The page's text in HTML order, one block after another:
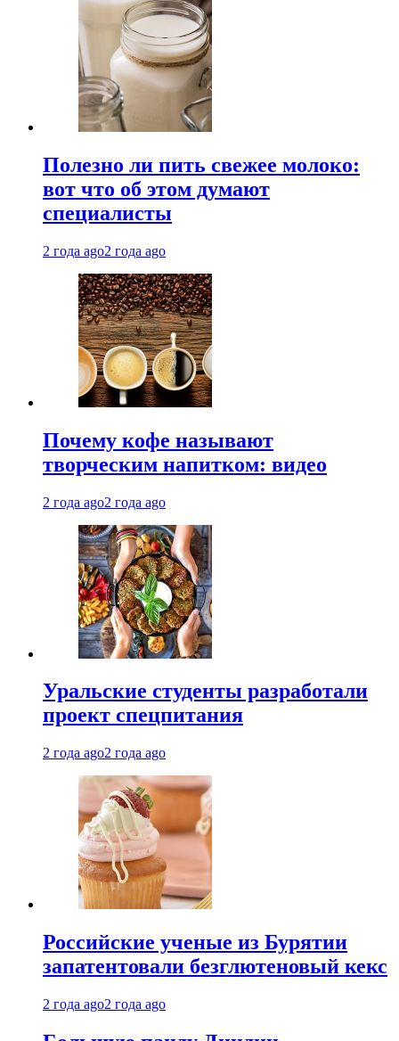
Полезно ли пить свежее молоко:
вот что об этом думают
специалисты
2 года ago2 года ago
Почему кофе называют
творческим напитком: видео
2 года ago2 года ago
Уральские студенты разработали
проект спецпитания
2 года ago2 года ago
Российские ученые из Бурятии
запатентовали безглютеновый кекс
2 года ago2 года ago